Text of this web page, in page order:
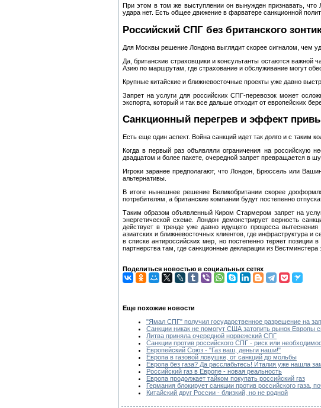
При этом в том же выступлении он вынужден признавать, что
удара нет. Есть общее движение в фарватере санкционной
Российский СПГ без британского
Для Москвы решение Лондона выглядит скорее сигналом, чем
Да, британские страховщики и консультанты остаются важной
Азию по маршрутам, где страхование и обслуживание могут
Крупные китайские и ближневосточные проекты уже давно
Запрет на услуги для российских СПГ‑перевозок может
экспорта, который и так все дальше отходит от европейских
Санкционный перегрев и эффект
Есть еще один аспект. Война санкций идет так долго и с таким
Когда в первый раз объявляли ограничения на российскую
двадцатом и более пакете, очередной запрет превращается в
Игроки заранее предполагают, что Лондон, Брюссель или
альтернативы.
В итоге нынешнее решение Великобритании скорее
потребителям, а британские компании будут постепенно
Таким образом объявленный Киром Стармером запрет на
энергетической схеме. Лондон демонстрирует верность
действует в тренде уже давно идущего процесса
азиатских и ближневосточных клиентов, где инфраструктура и
в списке антироссийских мер, но постепенно теряет позиции
партнерства там, где санкционные декларации из Вестминстера
Поделиться новостью в социальных сетях
Еще похожие новости
"Ямал СПГ" получил государственное разрешение на
Санкции никак не помогут США затопить рынок Европы
Литва приняла очередной норвежский СПГ
Санкции против российского СПГ - риск или
Европейский Союз - "Газ ваш, деньги наши!"
Европа в газовой ловушке, от санкций до мольбы
Европа без газа? Да расслабьтесь! Италия уже нашла
Российский газ в Европе - новая реальность
Европа продолжает тайком покупать российский газ
Германия блокирует санкции против российского газа,
Китайский друг России - близкий, но не родной